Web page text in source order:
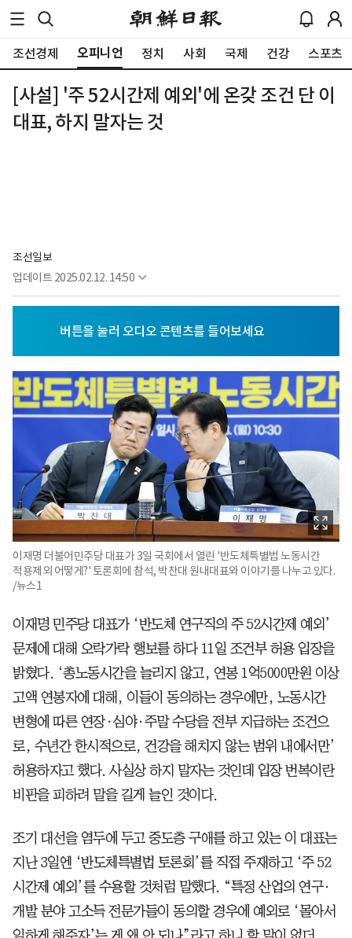
조선경제 오피니언 정치 사회 국제 건강 스포츠
[사설] '주 52시간제 예외'에 온갖 조건 단 이
대표, 하지 말자는 것
조선일보
업데이트 2025.02.12. 14:50
이재명 더불어민주당 대표가 3일 국회에서 열린 '반도체특별법 노동시간
적용제외 어떻게?' 토론회에 참석, 박찬대 원내대표와 이야기를 나누고 있다.
/뉴스1
이재명 민주당 대표가 ‘반도체 연구직의 주 52시간제 예외’
문제에 대해 오락가락 행보를 하다 11일 조건부 허용 입장을
밝혔다. ‘총노동시간을 늘리지 않고, 연봉 1억5000만원 이상
고액 연봉자에 대해, 이들이 동의하는 경우에만, 노동시간
변형에 따른 연장·심야·주말 수당을 전부 지급하는 조건으
로, 수년간 한시적으로, 건강을 해치지 않는 범위 내에서만’
허용하자고 했다. 사실상 하지 말자는 것인데 입장 번복이란
비판을 피하려 말을 길게 늘인 것이다.
조기 대선을 염두에 두고 중도층 구애를 하고 있는 이 대표는
지난 3일엔 ‘반도체특별법 토론회’를 직접 주재하고 ‘주 52
시간제 예외’를 수용할 것처럼 말했다. “특정 산업의 연구·
개발 분야 고소득 전문가들이 동의할 경우에 예외로 ‘몰아서